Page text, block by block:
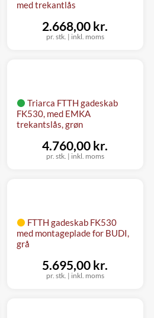
med trekantlås
pr. stk. | inkl. moms
2.668,00 kr.
Triarca FTTH gadeskab
FK530, med EMKA
trekantslås, grøn
pr. stk. | inkl. moms
4.760,00 kr.
FTTH gadeskab FK530
med montageplade for BUDI,
grå
pr. stk. | inkl. moms
5.695,00 kr.